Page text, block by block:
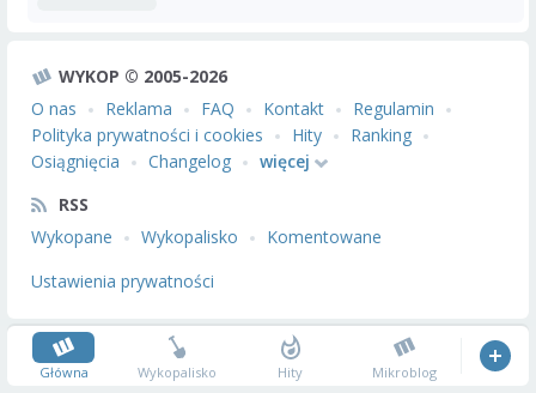
WYKOP © 2005-2026
O nas
Reklama FAQ Kontakt
Regulamin
Polityka prywatności i cookies
Hity
Ranking
Osiągnięcia
Changelog
więcej
RSS
Wykopane
Wykopalisko
Komentowane
Ustawienia prywatności
Główna Wykopalisko Hity Mikroblog